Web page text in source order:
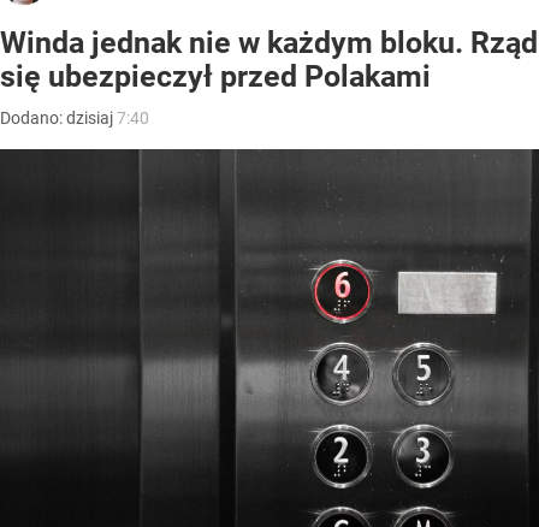
Winda jednak nie w każdym bloku. Rząd
się ubezpieczył przed Polakami
Dodano:dzisiaj7:40